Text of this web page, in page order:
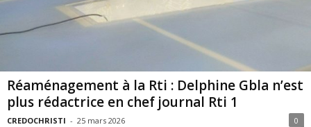
Réaménagement à la Rti : Delphine Gbla n’est
plus rédactrice en chef journal Rti 1
CREDOCHRISTI - 25 mars 2026 0